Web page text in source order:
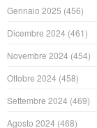
Gennaio 2025 (456)
Dicembre 2024 (461)
Novembre 2024 (454)
Ottobre 2024 (458)
Settembre 2024 (469)
Agosto 2024 (468)